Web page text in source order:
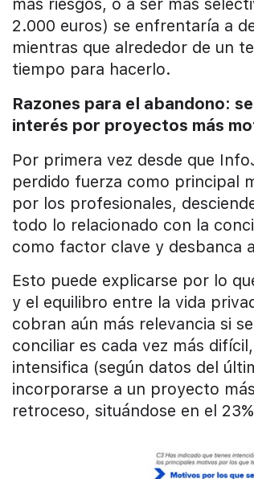
más riesgos, o a ser más
2.000 euros) se enfrentaría a
mientras que alrededor de un
tiempo para hacerlo.
Razones para el abandono:
interés por proyectos más
Por primera vez desde que
perdido fuerza como principal
por los profesionales,
todo lo relacionado con la
como factor clave y desbanca
Esto puede explicarse por lo
y el equilibro entre la vida
cobran aún más relevancia si
conciliar es cada vez más
intensifica (según datos del
incorporarse a un proyecto
retroceso, situándose en el